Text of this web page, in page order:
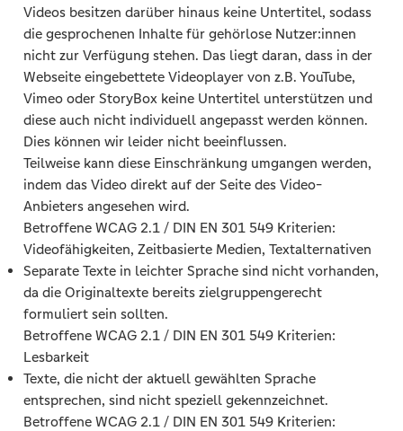
Videos besitzen darüber hinaus keine Untertitel, sodass
die gesprochenen Inhalte für gehörlose Nutzer:innen
nicht zur Verfügung stehen. Das liegt daran, dass in der
Webseite eingebettete Videoplayer von z.B. YouTube,
Vimeo oder StoryBox keine Untertitel unterstützen und
diese auch nicht individuell angepasst werden können.
Dies können wir leider nicht beeinflussen.
Teilweise kann diese Einschränkung umgangen werden,
indem das Video direkt auf der Seite des Video-
Anbieters angesehen wird.
Betroffene WCAG 2.1 / DIN EN 301 549 Kriterien:
Videofähigkeiten, Zeitbasierte Medien, Textalternativen
Separate Texte in leichter Sprache sind nicht vorhanden,
da die Originaltexte bereits zielgruppengerecht
formuliert sein sollten.
Betroffene WCAG 2.1 / DIN EN 301 549 Kriterien:
Lesbarkeit
Texte, die nicht der aktuell gewählten Sprache
entsprechen, sind nicht speziell gekennzeichnet.
Betroffene WCAG 2.1 / DIN EN 301 549 Kriterien: